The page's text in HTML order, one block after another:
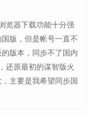
览器下载功能十分强
版，但是帐号一直不
版本，同步不了国内
还原最初的谋智版火
主要是我希望同步国